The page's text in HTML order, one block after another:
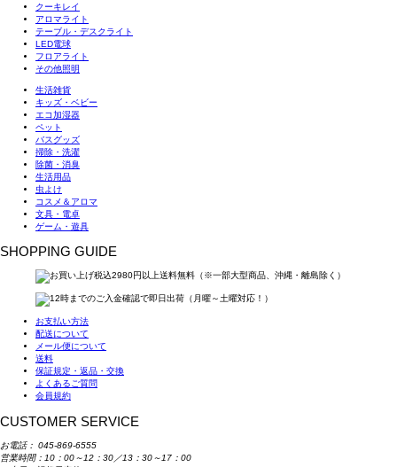
クーキレイ
アロマライト
テーブル・デスクライト
LED電球
フロアライト
その他照明
生活雑貨
キッズ・ベビー
エコ加湿器
ペット
バスグッズ
掃除・洗濯
除菌・消臭
生活用品
虫よけ
コスメ＆アロマ
文具・電卓
ゲーム・遊具
SHOPPING GUIDE
お支払い方法
配送について
メール便について
送料
保証規定・返品・交換
よくあるご質問
会員規約
CUSTOMER SERVICE
お電話： 045-869-6555
営業時間：10：00～12：30／13：30～17：00